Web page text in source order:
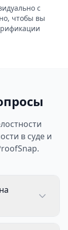
с
чтобы вы
в суде и